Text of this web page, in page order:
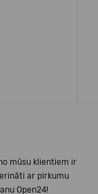
mūsu klientiem ir
ar pirkumu
Open24!